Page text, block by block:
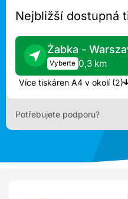
Nejbližší dostupná
Żabka -
Vyberte 0,3 km
Více tiskáren A4 v okolí (2)
Potřebujete podporu?